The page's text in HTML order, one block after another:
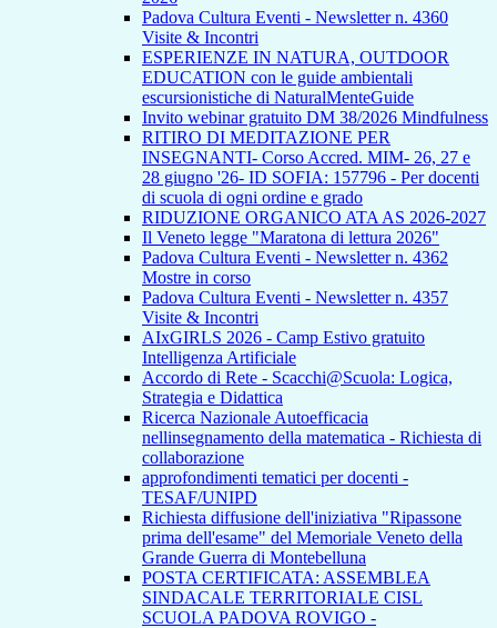
Padova Cultura Eventi - Newsletter n. 4360
Visite & Incontri
ESPERIENZE IN NATURA, OUTDOOR
EDUCATION con le guide ambientali
escursionistiche di NaturalMenteGuide
Invito webinar gratuito DM 38/2026 Mindfulness
RITIRO DI MEDITAZIONE PER
INSEGNANTI- Corso Accred. MIM- 26, 27 e
28 giugno '26- ID SOFIA: 157796 - Per docenti
di scuola di ogni ordine e grado
RIDUZIONE ORGANICO ATA AS 2026-2027
Il Veneto legge "Maratona di lettura 2026"
Padova Cultura Eventi - Newsletter n. 4362
Mostre in corso
Padova Cultura Eventi - Newsletter n. 4357
Visite & Incontri
AIxGIRLS 2026 - Camp Estivo gratuito
Intelligenza Artificiale
Accordo di Rete - Scacchi@Scuola: Logica,
Strategia e Didattica
Ricerca Nazionale Autoefficacia
nellinsegnamento della matematica - Richiesta di
collaborazione
approfondimenti tematici per docenti -
TESAF/UNIPD
Richiesta diffusione dell'iniziativa "Ripassone
prima dell'esame" del Memoriale Veneto della
Grande Guerra di Montebelluna
POSTA CERTIFICATA: ASSEMBLEA
SINDACALE TERRITORIALE CISL
SCUOLA PADOVA ROVIGO -